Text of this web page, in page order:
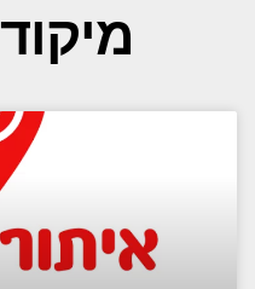
מיקוד 31334